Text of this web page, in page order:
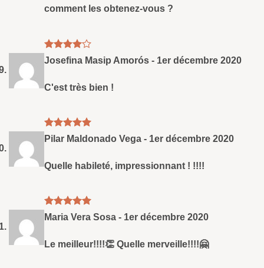
comment les obtenez-vous ?
Note4
Josefina Masip Amorós - 1er décembre 2020
C'est très bien !
Note 5sud
Pilar Maldonado Vega - 1er décembre 2020
Quelle habileté, impressionnant ! !!!!
Note5sud
Maria Vera Sosa - 1er décembre 2020
Le meilleur!!!!👏 Quelle merveille!!!!🤗